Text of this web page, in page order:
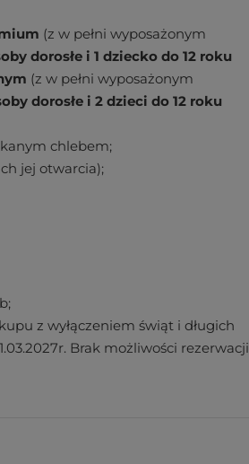
(z w pełni wyposażonym
dorosłe i 1 dziecko do 12 roku
(z w pełni wyposażonym
dorosłe i 2 dzieci do 12 roku
chlebem;
jej otwarcia);
z wyłączeniem świąt i długich
Brak możliwości rezerwacji